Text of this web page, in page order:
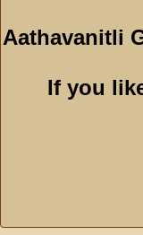
Aathavanitli
If you